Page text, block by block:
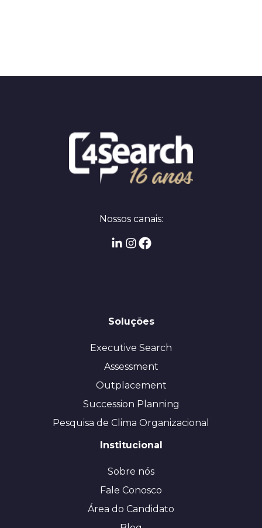
Nossos canais:
Soluções
Executive Search
Assessment
Outplacement
Succession Planning
Pesquisa de Clima Organizacional
Institucional
Sobre nós
Fale Conosco
Área do Candidato